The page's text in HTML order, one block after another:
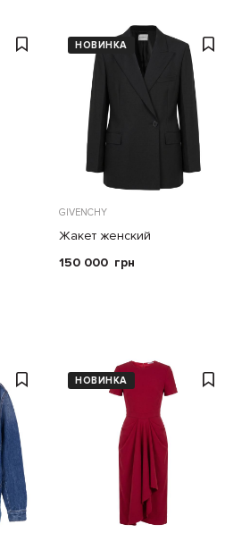
НОВИНКА
GIVENCHY
Жакет женский
150 000 грн
НОВИНКА